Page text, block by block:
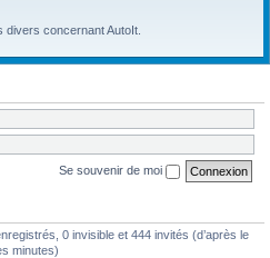
divers concernant AutoIt.
Se souvenir de moi
0 invisible et 444 invités (d’après le
minutes)